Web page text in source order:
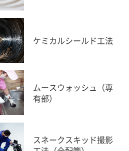
ケミカルシールド工法
ムースウォッシュ（専
有部）
スネークスキッド撮影